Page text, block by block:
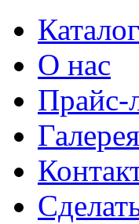
Каталог
О нас
Прайс-
Галерея